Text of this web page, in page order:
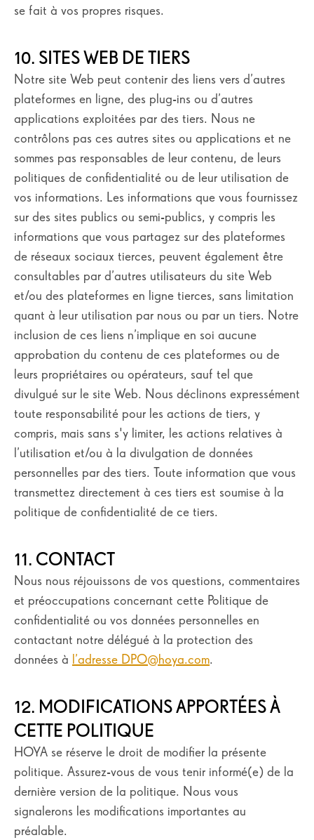
se fait à vos propres risques.
10. SITES WEB DE TIERS
Notre site Web peut contenir des liens vers d’autres
plateformes en ligne, des plug-ins ou d’autres
applications exploitées par des tiers. Nous ne
contrôlons pas ces autres sites ou applications et ne
sommes pas responsables de leur contenu, de leurs
politiques de confidentialité ou de leur utilisation de
vos informations. Les informations que vous fournissez
sur des sites publics ou semi-publics, y compris les
informations que vous partagez sur des plateformes
de réseaux sociaux tierces, peuvent également être
consultables par d’autres utilisateurs du site Web
et/ou des plateformes en ligne tierces, sans limitation
quant à leur utilisation par nous ou par un tiers. Notre
inclusion de ces liens n’implique en soi aucune
approbation du contenu de ces plateformes ou de
leurs propriétaires ou opérateurs, sauf tel que
divulgué sur le site Web. Nous déclinons expressément
toute responsabilité pour les actions de tiers, y
compris, mais sans s'y limiter, les actions relatives à
l’utilisation et/ou à la divulgation de données
personnelles par des tiers. Toute information que vous
transmettez directement à ces tiers est soumise à la
politique de confidentialité de ce tiers.
11. CONTACT
Nous nous réjouissons de vos questions, commentaires
et préoccupations concernant cette Politique de
confidentialité ou vos données personnelles en
contactant notre délégué à la protection des
données à l’adresse DPO@hoya.com.
12. MODIFICATIONS APPORTÉES À
CETTE POLITIQUE
HOYA se réserve le droit de modifier la présente
politique. Assurez-vous de vous tenir informé(e) de la
dernière version de la politique. Nous vous
signalerons les modifications importantes au
préalable.